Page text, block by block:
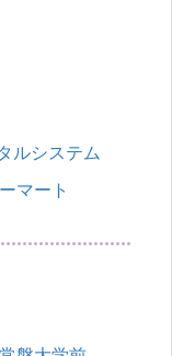
ルシステム
マート